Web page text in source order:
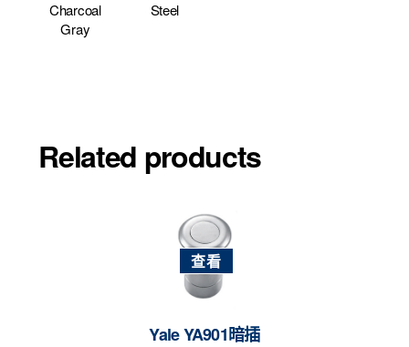
Charcoal
Gray
Steel
Related products
Yale YA901暗插
查看